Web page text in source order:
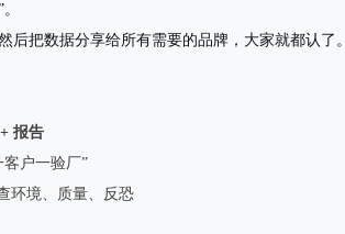
后把数据分享给所有需要的品牌，大家就都认了。
报告
户一验厂”
环境、质量、反恐